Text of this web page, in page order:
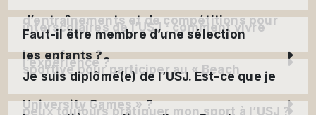
d’entraînements et de compétitions pour
les enfants ?
interscolaires de l’USJ ; comment vivre
l’expérience ?
Faut-il être membre d’une sélection
sportive pour participer au « Beach
University Games » ?
Je suis diplômé(e) de l’USJ. Est-ce que je
peux toujours pratiquer mon sport à l’USJ ?